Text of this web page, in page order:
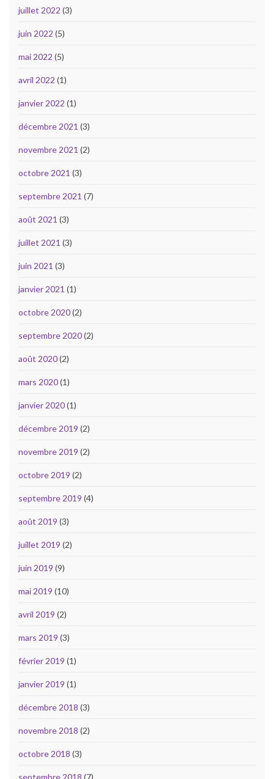
juillet 2022 (3)
juin 2022 (5)
mai 2022 (5)
avril 2022 (1)
janvier 2022 (1)
décembre 2021 (3)
novembre 2021 (2)
octobre 2021 (3)
septembre 2021 (7)
août 2021 (3)
juillet 2021 (3)
juin 2021 (3)
janvier 2021 (1)
octobre 2020(2)
septembre 2020(2)
août 2020(2)
mars 2020(1)
janvier 2020(1)
décembre 2019 (2)
novembre 2019 (2)
octobre 2019 (2)
septembre 2019 (4)
août 2019 (3)
juillet 2019 (2)
juin 2019 (9)
mai 2019 (10)
avril 2019 (2)
mars 2019 (3)
février 2019 (1)
janvier 2019 (1)
décembre 2018 (3)
novembre 2018 (2)
octobre 2018 (3)
septembre 2018 (7)